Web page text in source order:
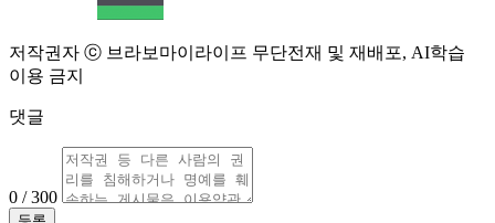
저작권자 ⓒ 브라보마이라이프 무단전재 및 재배포, AI학습
이용 금지
댓글
0 / 300